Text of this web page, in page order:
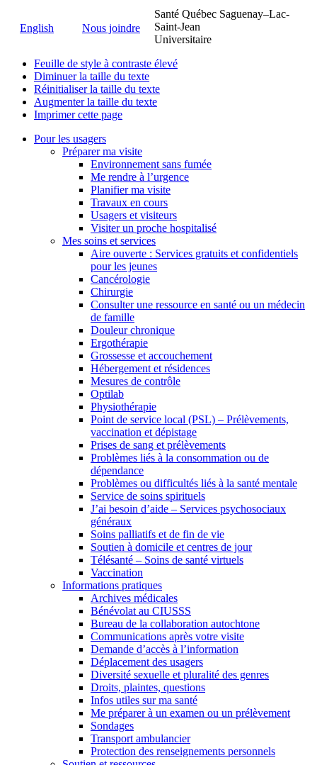
English Nous joindre
Santé Québec Saguenay–Lac-
Saint-Jean
Universitaire
Feuille de style à contraste élevé
Diminuer la taille du texte
Réinitialiser la taille du texte
Augmenter la taille du texte
Imprimer cette page
Pour les usagers
Préparer ma visite
Environnement sans fumée
Me rendre à l’urgence
Planifier ma visite
Travaux en cours
Usagers et visiteurs
Visiter un proche hospitalisé
Mes soins et services
Aire ouverte : Services gratuits et confidentiels
pour les jeunes
Cancérologie
Chirurgie
Consulter une ressource en santé ou un médecin
de famille
Douleur chronique
Ergothérapie
Grossesse et accouchement
Hébergement et résidences
Mesures de contrôle
Optilab
Physiothérapie
Point de service local (PSL) – Prélèvements,
vaccination et dépistage
Prises de sang et prélèvements
Problèmes liés à la consommation ou de
dépendance
Problèmes ou difficultés liés à la santé mentale
Service de soins spirituels
J’ai besoin d’aide – Services psychosociaux
généraux
Soins palliatifs et de fin de vie
Soutien à domicile et centres de jour
Télésanté – Soins de santé virtuels
Vaccination
Informations pratiques
Archives médicales
Bénévolat au CIUSSS
Bureau de la collaboration autochtone
Communications après votre visite
Demande d’accès à l’information
Déplacement des usagers
Diversité sexuelle et pluralité des genres
Droits, plaintes, questions
Infos utiles sur ma santé
Me préparer à un examen ou un prélèvement
Sondages
Transport ambulancier
Protection des renseignements personnels